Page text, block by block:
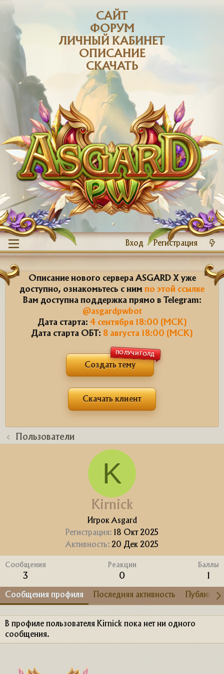
САЙТ
ФОРУМ
ЛИЧНЫЙ КАБИНЕТ
ОПИСАНИЕ
СКАЧАТЬ
Вход Регистрация
Описание нового сервера ASGARD X уже
доступно, ознакомьтесь с ним по этой ссылке
Вам доступна поддержка прямо в Telegram:
@asgardpwbot
Дата старта: 4 сентября 18:00 (МСК)
Дата старта ОБТ: 8 августа 18:00 (МСК)
Создать тему
ПОЛУЧИ ГОЛД
Скачать клиент
Пользователи
K
Kirnick
Игрок Asgard
Регистрация
18 Окт 2025
Активность 20 Дек 2025
Сообщения
3
Реакции
0
Баллы
1
Сообщения профиля Последняя активность
В профиле пользователя Kirnick пока нет ни одного
сообщения.